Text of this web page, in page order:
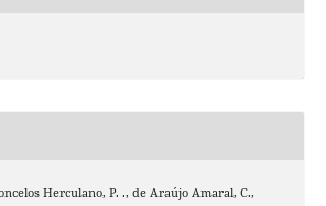
Herculano, P. ., de Araújo Amaral, C.,